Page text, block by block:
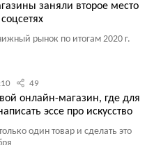
заняли второе место
рынок по итогам 2020 г.
49
онлайн-магазин, где для
эссе про искусство
один товар и сделать это